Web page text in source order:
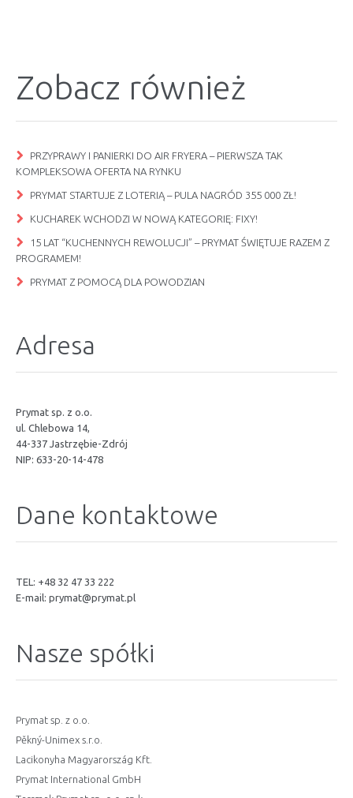
Zobacz również
PRZYPRAWY I PANIERKI DO AIR FRYERA – PIERWSZA TAK
KOMPLEKSOWA OFERTA NA RYNKU
PRYMAT STARTUJE Z LOTERIĄ – PULA NAGRÓD 355 000 ZŁ!
KUCHAREK WCHODZI W NOWĄ KATEGORIĘ: FIXY!
15 LAT “KUCHENNYCH REWOLUCJI” – PRYMAT ŚWIĘTUJE RAZEM Z
PROGRAMEM!
PRYMAT Z POMOCĄ DLA POWODZIAN
Adresa
Prymat sp. z o.o.
ul. Chlebowa 14,
44-337 Jastrzębie-Zdrój
NIP: 633-20-14-478
Dane kontaktowe
TEL: +48 32 47 33 222
E-mail: prymat@prymat.pl
Nasze spółki
Prymat sp. z o.o.
Pěkný-Unimex s.r.o.
Lacikonyha Magyarország Kft.
Prymat International GmbH